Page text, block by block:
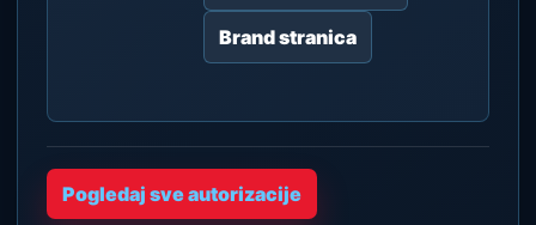
Brand stranica
Pogledaj sve autorizacije